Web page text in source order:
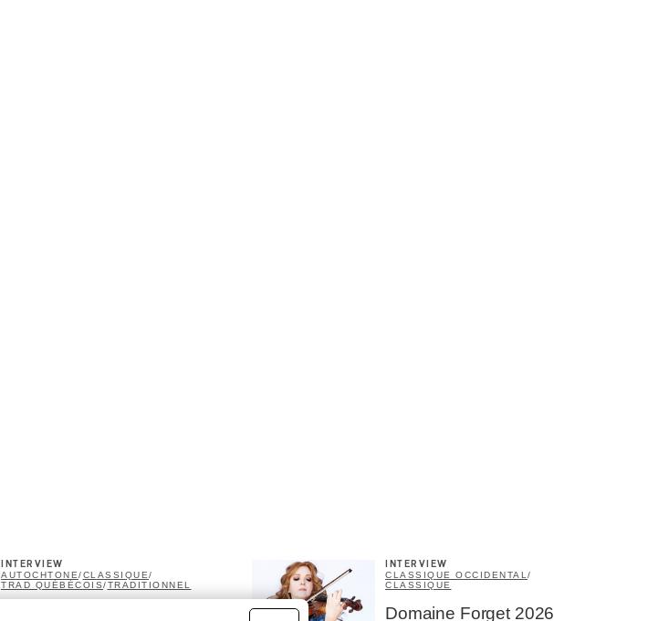
INTERVIEW
AUTOCHTONE/CLASSIQUE/
TRAD QUÉBÉCOIS/TRADITIONNEL
INTERVIEW
CLASSIQUE OCCIDENTAL /
CLASSIQUE
Domaine Forget 2026